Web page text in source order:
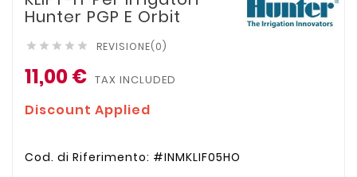
Hunter PGP E Orbit
     REVISIONE(0)
11,00 € TAX INCLUDED
Discount Applied
Cod. di Riferimento: #INMKLIF05HO